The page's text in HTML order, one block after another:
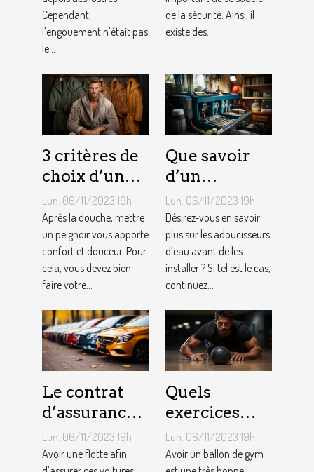
Cependant,
l’engouement n’était pas
le...
de la sécurité. Ainsi, il
existe des...
3 critères de
choix d’un
peignoir de
bain pour
homme ?
Lun. 06/11/2023 19h
Après la douche, mettre
un peignoir vous apporte
confort et douceur. Pour
cela, vous devez bien
faire votre...
Que savoir
d’un
adoucisseur
d’eau ?
Lun. 06/11/2023 19h
Désirez-vous en savoir
plus sur les adoucisseurs
d’eau avant de les
installer ? Si tel est le cas,
continuez...
Le contrat
d’assurance
auto par
flotte : est-il
Lun. 06/11/2023 19h
Avoir une flotte afin
Quels
exercices
pouvez-vous
faire avec un
Lun. 06/11/2023 19h
Avoir un ballon de gym